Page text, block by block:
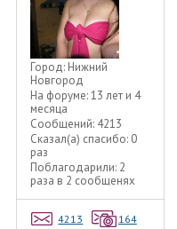
Город: Нижний
Новгород
На форуме:13 лет и 4
месяца
Сообщений: 4213
Сказал(а) спасибо: 0
раз
Поблагодарили: 2
раза в 2 сообщенях
4213 164